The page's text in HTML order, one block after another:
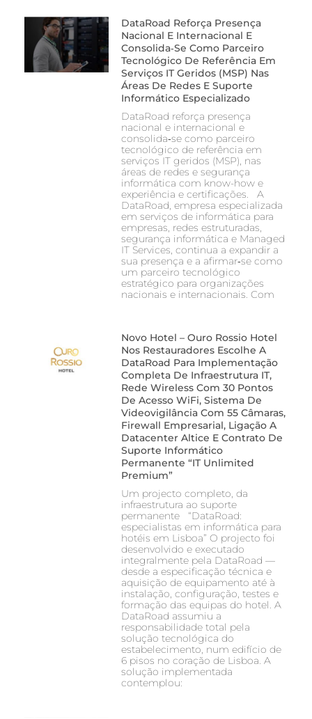
DataRoad Reforça Presença
Nacional E Internacional E
Consolida‑se Como Parceiro
Tecnológico De Referência Em
Serviços IT Geridos (MSP) Nas
Áreas De Redes E Suporte
Informático Especializado
DataRoad reforça presença
nacional e internacional e
consolida‑se como parceiro
tecnológico de referência em
serviços IT geridos (MSP), nas
áreas de redes e segurança
informática com know-how e
experiência e certificações. A
DataRoad, empresa especializada
em serviços de informática para
empresas, redes estruturadas,
segurança informática e Managed
IT Services, continua a expandir a
sua presença e a afirmar‑se como
um parceiro tecnológico
estratégico para organizações
nacionais e internacionais. Com
Novo Hotel – Ouro Rossio Hotel
Nos Restauradores Escolhe A
DataRoad Para Implementação
Completa De Infraestrutura IT,
Rede Wireless Com 30 Pontos
De Acesso WiFi, Sistema De
Videovigilância Com 55 Câmaras,
Firewall Empresarial, Ligação A
Datacenter Altice E Contrato De
Suporte Informático
Permanente “IT Unlimited
Premium”
Um projecto completo, da
infraestrutura ao suporte
permanente “DataRoad:
especialistas em informática para
hotéis em Lisboa” O projecto foi
desenvolvido e executado
integralmente pela DataRoad —
desde a especificação técnica e
aquisição de equipamento até à
instalação, configuração, testes e
formação das equipas do hotel. A
DataRoad assumiu a
responsabilidade total pela
solução tecnológica do
estabelecimento, num edifício de
6 pisos no coração de Lisboa. A
solução implementada
contemplou: